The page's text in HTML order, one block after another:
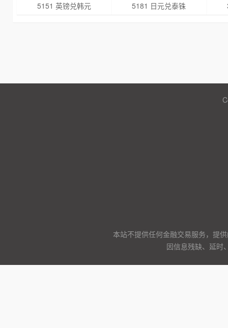
5151 英镑兑韩元
5181 日元兑泰铢
本站不提供任何金融交易服务，提
因信息残缺、延时